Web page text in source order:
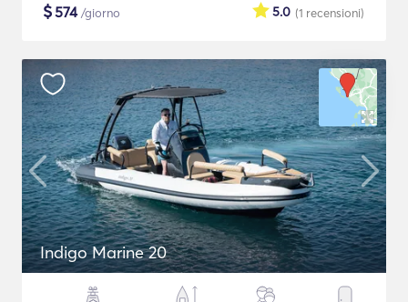
$574/giorno (1 recensioni)
5.0
Indigo Marine 20